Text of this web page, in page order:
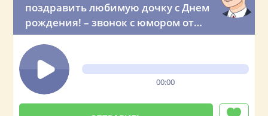
поздравить любимую дочку с Днем
рождения! – звонок с юмором от
президента России
00:00